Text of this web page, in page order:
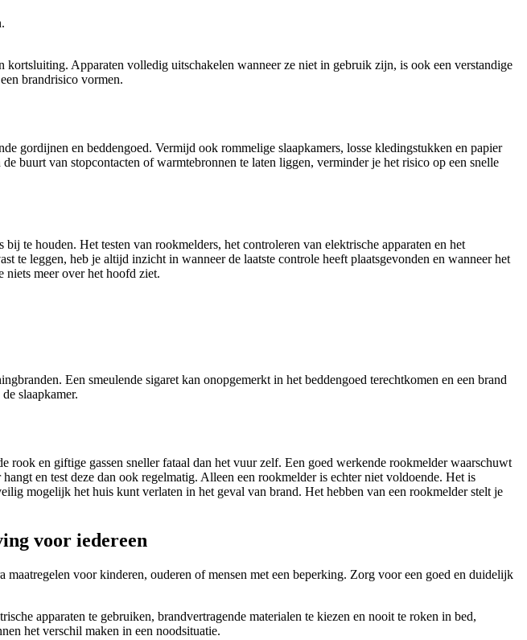
Apparaten volledig uitschakelen wanneer ze niet in gebruik zijn, is ook een verstandige
brandrisico vormen.
gordijnen en beddengoed. Vermijd ook rommelige slaapkamers, losse kledingstukken en papier
buurt van stopcontacten of warmtebronnen te laten liggen, verminder je het risico op een snelle
te houden. Het testen van rookmelders, het controleren van elektrische apparaten en het
te leggen, heb je altijd inzicht in wanneer de laatste controle heeft plaatsgevonden en wanneer het
meer over het hoofd ziet.
Een smeulende sigaret kan onopgemerkt in het beddengoed terechtkomen en een brand
slaapkamer.
en giftige gassen sneller fataal dan het vuur zelf. Een goed werkende rookmelder waarschuwt
en test deze dan ook regelmatig. Alleen een rookmelder is echter niet voldoende. Het is
mogelijk het huis kunt verlaten in het geval van brand. Het hebben van een rookmelder stelt je
voor iedereen
voor kinderen, ouderen of mensen met een beperking. Zorg voor een goed en duidelijk
apparaten te gebruiken, brandvertragende materialen te kiezen en nooit te roken in bed,
het verschil maken in een noodsituatie.